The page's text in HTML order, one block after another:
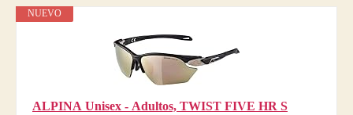
NUEVO
ALPINA Unisex - Adultos, TWIST FIVE HR S